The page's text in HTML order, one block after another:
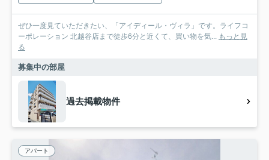
ぜひ一度見ていただきたい、「アイディール・ヴィラ」です。ライフコ
ーポレーション 北越谷店まで徒歩6分と近くて、買い物を気... もっと見
る
募集中の部屋
過去掲載物件
アパート